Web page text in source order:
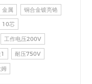
、医疗设备、测试检测设
采集、工业控制等场合的交
等的信号连接传输。
金属 铜合金镀亮铬
10芯
工作电压200V
耐压750V